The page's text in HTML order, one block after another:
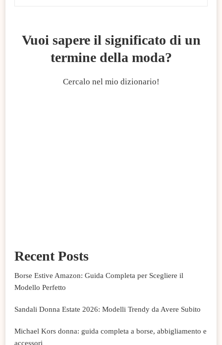
Vuoi sapere il significato di un
termine della moda?
Cercalo nel mio dizionario!
Recent Posts
Borse Estive Amazon: Guida Completa per Scegliere il
Modello Perfetto
Sandali Donna Estate 2026: Modelli Trendy da Avere Subito
Michael Kors donna: guida completa a borse, abbigliamento e
accessori